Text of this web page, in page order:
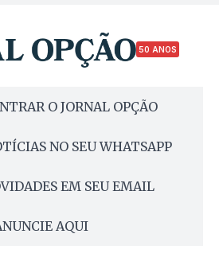
50 ANOS
O JORNAL OPÇÃO
NO SEU WHATSAPP
EM SEU EMAIL
AQUI